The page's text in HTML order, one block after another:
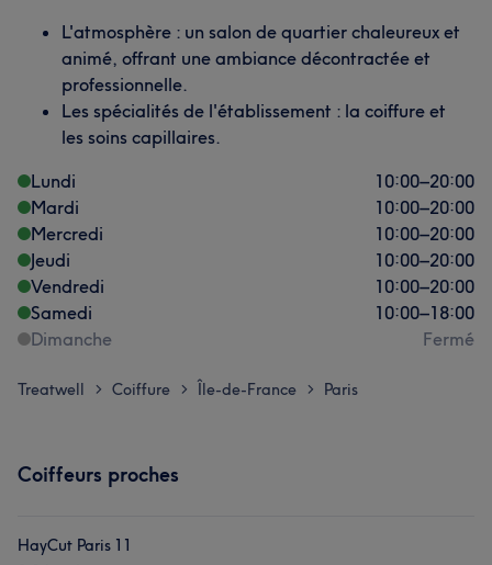
L'atmosphère : un salon de quartier chaleureux et
animé, offrant une ambiance décontractée et
professionnelle.
Les spécialités de l'établissement : la coiffure et
les soins capillaires.
Lundi
10:00–20:00
Mardi
10:00–20:00
Mercredi
10:00–20:00
Jeudi
10:00–20:00
Vendredi
10:00–20:00
Samedi
10:00–18:00
Dimanche
Fermé
Treatwell > Coiffure > Île-de-France > Paris
Coiffeurs proches
HayCut Paris 11